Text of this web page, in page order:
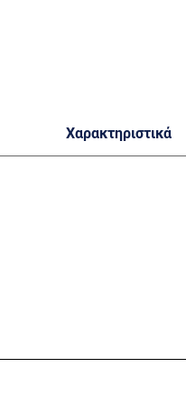
Χαρακτηριστικά